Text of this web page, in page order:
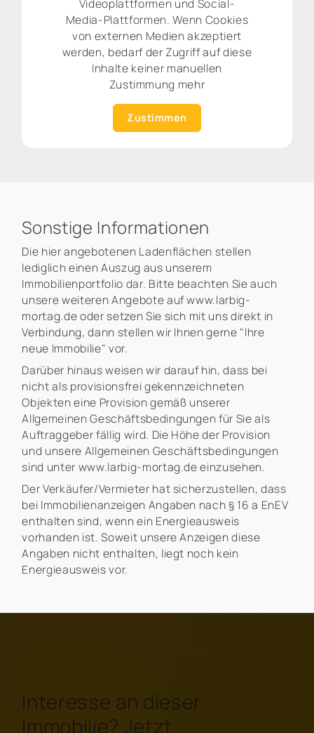
Videoplattformen und Social-
Media-Plattformen. Wenn Cookies
von externen Medien akzeptiert
werden, bedarf der Zugriff auf diese
Inhalte keiner manuellen
Zustimmung mehr
Zustimmen
Sonstige Informationen
Die hier angebotenen Ladenflächen stellen
lediglich einen Auszug aus unserem
Immobilienportfolio dar. Bitte beachten Sie auch
unsere weiteren Angebote auf www.larbig-
mortag.de oder setzen Sie sich mit uns direkt in
Verbindung, dann stellen wir Ihnen gerne "Ihre
neue Immobilie" vor.
Darüber hinaus weisen wir darauf hin, dass bei
nicht als provisionsfrei gekennzeichneten
Objekten eine Provision gemäß unserer
Allgemeinen Geschäftsbedingungen für Sie als
Auftraggeber fällig wird. Die Höhe der Provision
und unsere Allgemeinen Geschäftsbedingungen
sind unter www.larbig-mortag.de einzusehen.
Der Verkäufer/Vermieter hat sicherzustellen, dass
bei Immobilienanzeigen Angaben nach § 16 a EnEV
enthalten sind, wenn ein Energieausweis
vorhanden ist. Soweit unsere Anzeigen diese
Angaben nicht enthalten, liegt noch kein
Energieausweis vor.
Interesse an dieser
Immobilie? Jetzt